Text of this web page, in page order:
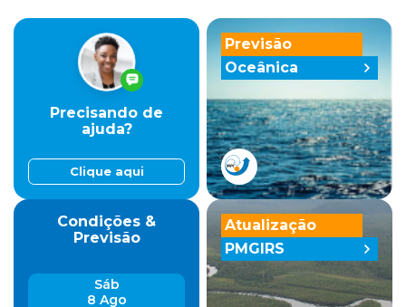
Previsão
Oceânica
Precisando de
ajuda?
Clique aqui
Condições &
Previsão
Sáb
8 Ago
Atualização
PMGIRS